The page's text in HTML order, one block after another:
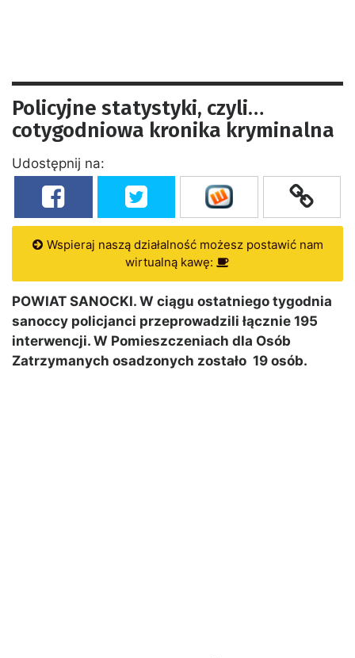
Policyjne statystyki, czyli…
cotygodniowa kronika kryminalna
Udostępnij na:
Wspieraj naszą działalność możesz postawić nam
wirtualną kawę:
POWIAT SANOCKI. W ciągu ostatniego tygodnia
sanoccy policjanci przeprowadzili łącznie 195
interwencji. W Pomieszczeniach dla Osób
Zatrzymanych osadzonych zostało 19 osób.